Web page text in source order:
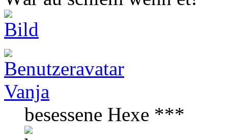
Vanja
besessene Hexe ***